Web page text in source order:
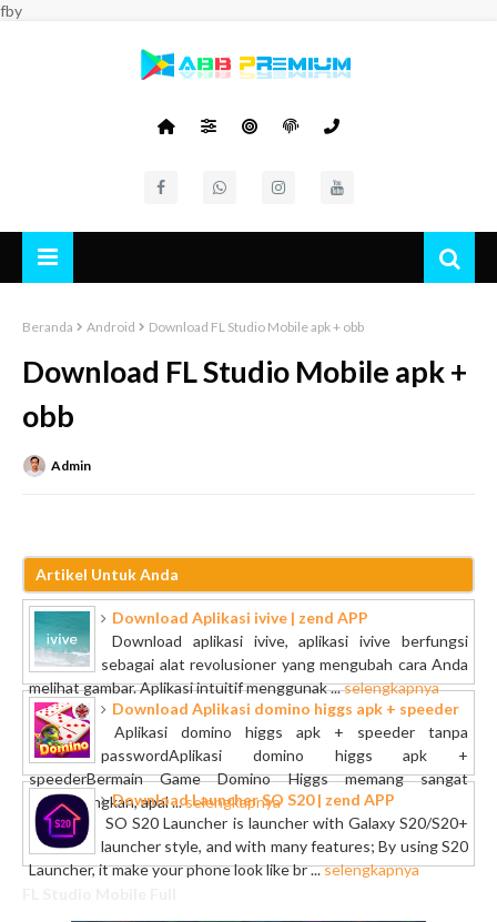
fby
Beranda Android Download FL Studio Mobile apk + obb
Download FL Studio Mobile apk +
obb
Admin
Artikel Untuk Anda
Download Aplikasi ivive | zend APP
Download aplikasi ivive, aplikasi ivive berfungsi
sebagai alat revolusioner yang mengubah cara Anda
melihat gambar. Aplikasi intuitif menggunak ...selengkapnya
Download Aplikasi domino higgs apk + speeder
Aplikasi domino higgs apk + speeder tanpa
passwordAplikasi domino higgs apk +
speederBermain Game Domino Higgs memang sangat
menyenangkan, apal ...selengkapnya
Download Launcher SO S20 | zend APP
SO S20 Launcher is launcher with Galaxy S20/S20+
launcher style, and with many features; By using S20
Launcher, it make your phone look like br ...selengkapnya